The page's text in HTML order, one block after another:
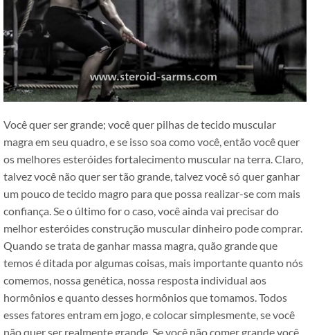
Você quer ser grande; você quer pilhas de tecido muscular
magra em seu quadro, e se isso soa como você, então você quer
os melhores esteróides fortalecimento muscular na terra. Claro,
talvez você não quer ser tão grande, talvez você só quer ganhar
um pouco de tecido magro para que possa realizar-se com mais
confiança. Se o último for o caso, você ainda vai precisar do
melhor esteróides construção muscular dinheiro pode comprar.
Quando se trata de ganhar massa magra, quão grande que
temos é ditada por algumas coisas, mais importante quanto nós
comemos, nossa genética, nossa resposta individual aos
hormônios e quanto desses hormônios que tomamos. Todos
esses fatores entram em jogo, e colocar simplesmente, se você
não quer ser realmente grande, Se você não comer grande você